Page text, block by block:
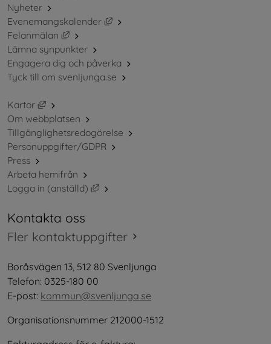
Nyheter
Evenemangskalender
Länk till annan webbplats, öppnas i
Felanmälan
Länk till annan webbplats, öppnas i nytt fönster.
Lämna synpunkter
Engagera dig och påverka
Tyck till om svenljunga.se
Kartor
Länk till annan webbplats, öppnas i nytt fönster.
Om webbplatsen
Tillgänglighetsredogörelse
Personuppgifter/GDPR
Press
Arbeta hemifrån
Logga in (anställd)
Länk till annan webbplats, öppnas i nytt
Kontakta oss
Fler kontaktuppgifter
Boråsvägen 13, 512 80 Svenljunga
Telefon: 0325-180 00
E-post: kommun@svenljunga.se
Organisationsnummer 212000-1512